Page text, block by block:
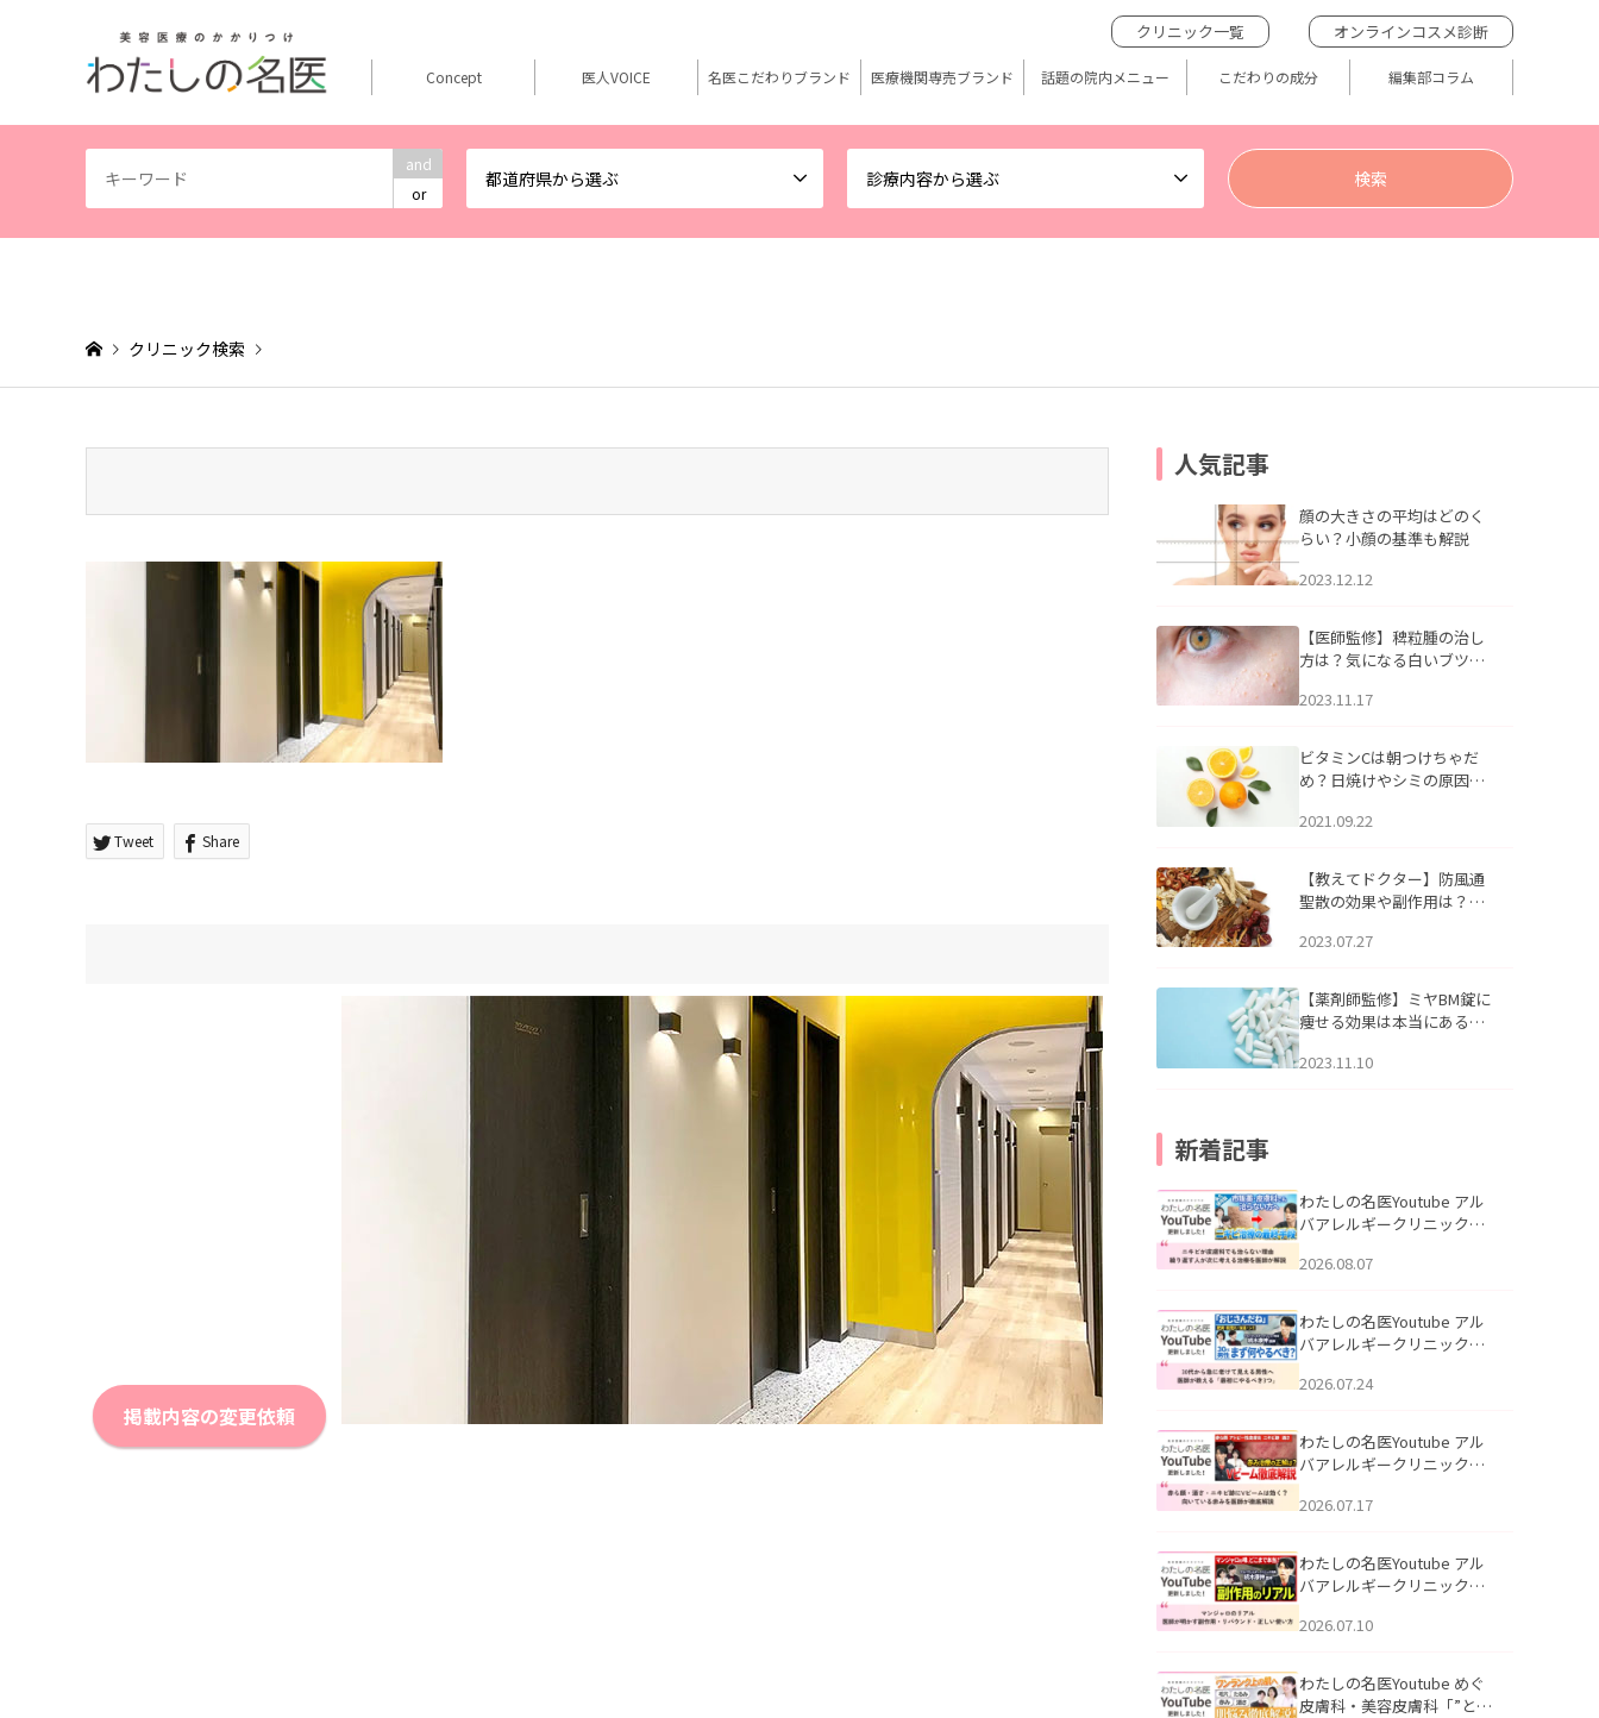
and
or
都道府県から選ぶ 診療内容から選ぶ
クリニック一覧 オンラインコスメ診断
Concept 医人VOICE 名医こだわりブランド 医療機関専売ブランド 話題の院内メニュー こだわりの成分 編集部コラム
クリニック検索
Tweet Share
掲載内容の変更依頼
人気記事
顔の大きさの平均はどのく
らい？小顔の基準も解説
2023.12.12
【医師監修】稗粒腫の治し
方は？気になる白いブツブ
アについて
2023.11.17
ビタミンCは朝つけちゃだ
め？日焼けやシミの原因に
2021.09.22
【教えてドクター】防風通
聖散の効果や副作用は？長
2023.07.27
【薬剤師監修】ミヤBM錠に
痩せる効果は本当にある
2023.11.10
新着記事
わたしの名医Youtube アル
バアレルギークリニック札
らない理由｜繰り返す人が
説」を公開いたしました。
2026.08.07
わたしの名医Youtube アル
バアレルギークリニック札
える男性へ｜医師が教える
公開いたしました。
2026.07.24
わたしの名医Youtube アル
バアレルギークリニック札
跡にVビームは効く？向いて
説」を公開いたしました。
2026.07.17
わたしの名医Youtube アル
バアレルギークリニック札
医師が明かす副作用・リバ
公開いたしました。
2026.07.10
わたしの名医Youtube めぐ
皮膚科・美容皮膚科「”とお